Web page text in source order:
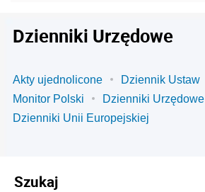
Dzienniki Urzędowe
Akty ujednolicone
Dziennik Ustaw
Monitor Polski
Dzienniki Urzędowe
Dzienniki Unii Europejskiej
Szukaj